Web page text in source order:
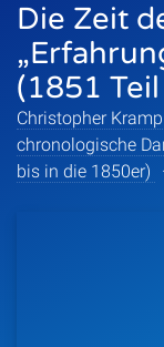
Die Zeit
(1851
Christopher Kramp
chronologische
bis in die 1850er)
·